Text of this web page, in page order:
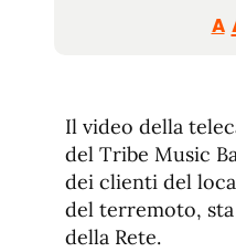
A
Il video della
del Tribe Music
dei clienti del
del terremoto,
della Rete.